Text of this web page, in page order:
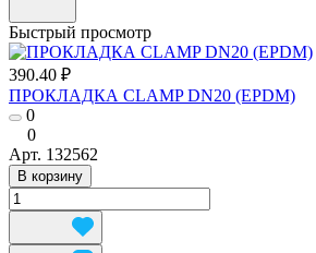
Быстрый просмотр
390.40 ₽
ПРОКЛАДКА CLAMP DN20 (EPDM)
0
0
Арт. 132562
В корзину